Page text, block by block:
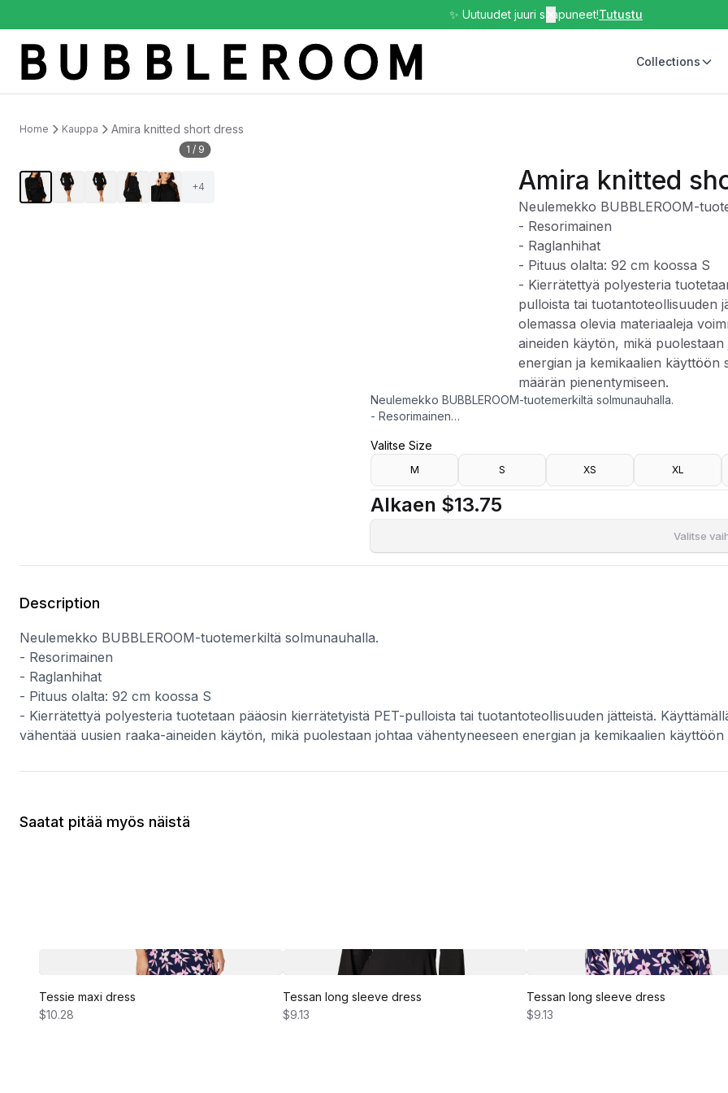
✨ Uutuudet juuri saapuneet!Tutustu
Collections
Home Kauppa Amira knitted short dress
1 / 9
+4 Amira knitted
Neulemekko BUBBLEROOM-
- Resorimainen
- Raglanhihat
- Pituus olalta: 92 cm koossa S
- Kierrätettyä polyesteria
pulloista tai tuotantoteollisuuden
olemassa olevia materiaaleja
aineiden käytön, mikä
energian ja kemikaalien käyttöön
määrän pienentymiseen.
Neulemekko BUBBLEROOM-tuotemerkiltä solmunauhalla.
- Resorimainen
- Pituus olalta: 92 cm koossa S
- Kierrätettyä polyesteria tuotetaan pääosin kierrätetyistä PET-
olemassa olevia materiaaleja voimme vähentää uusien raaka-
kemikaalien käyttöön sekä kasvihuonekaasujen määrän
Valitse Size
M S XS XL
Alkaen $13.75
Valitse
Description
Neulemekko BUBBLEROOM-tuotemerkiltä solmunauhalla.
- Resorimainen
- Raglanhihat
- Pituus olalta: 92 cm koossa S
- Kierrätettyä polyesteria tuotetaan pääosin kierrätetyistä PET-pulloista tai tuotantoteollisuuden jätteistä.
vähentää uusien raaka-aineiden käytön, mikä puolestaan johtaa vähentyneeseen energian ja kemikaalien
Saatat pitää myös näistä
Tessie maxi dress
$10.28
Tessan long sleeve dress
$9.13
Tessan long sleeve dress
$9.13